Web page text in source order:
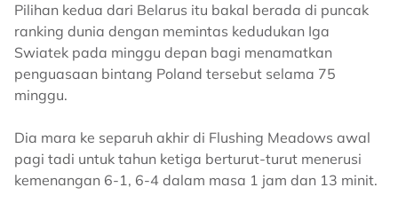
Pilihan kedua dari Belarus itu bakal berada di puncak
ranking dunia dengan memintas kedudukan Iga
Swiatek pada minggu depan bagi menamatkan
penguasaan bintang Poland tersebut selama 75
minggu.
Dia mara ke separuh akhir di Flushing Meadows awal
pagi tadi untuk tahun ketiga berturut-turut menerusi
kemenangan 6-1, 6-4 dalam masa 1 jam dan 13 minit.